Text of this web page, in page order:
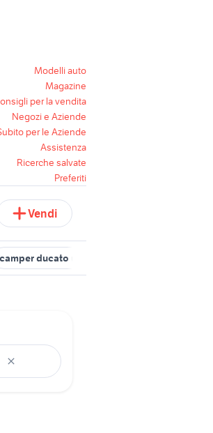
Modelli auto
Magazine
per la vendita
Negozi e Aziende
per le Aziende
Assistenza
Ricerche salvate
Preferiti
Vendi
camper ducato usato